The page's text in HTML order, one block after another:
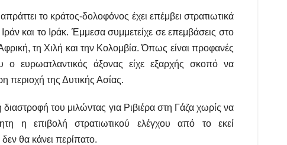
το κράτος-δολοφόνος έχει επέμβει στρατιωτικά
και το Ιράκ. Έμμεσα συμμετείχε σε επεμβάσεις στο
τη Χιλή και την Κολομβία. Όπως είναι προφανές
ο ευρωατλαντικός άξονας είχε εξαρχής σκοπό να
περιοχή της Δυτικής Ασίας.
διαστροφή του μιλώντας για Ριβιέρα στη Γάζα χωρίς να
η επιβολή στρατιωτικού ελέγχου από το εκεί
θα κάνει περίπατο.